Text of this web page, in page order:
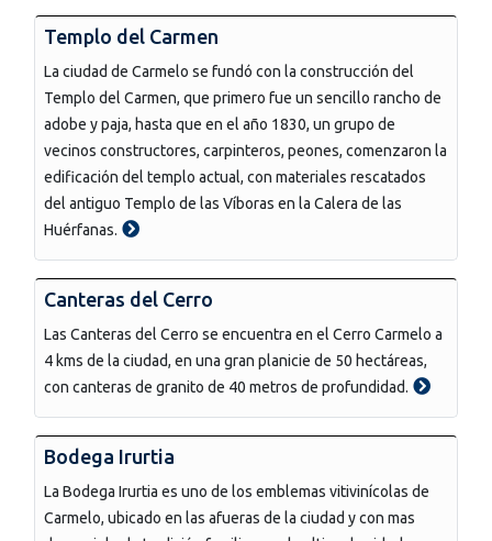
Templo del Carmen
La ciudad de Carmelo se fundó con la construcción del
Templo del Carmen, que primero fue un sencillo rancho de
adobe y paja, hasta que en el año 1830, un grupo de
vecinos constructores, carpinteros, peones, comenzaron la
edificación del templo actual, con materiales rescatados
del antiguo Templo de las Víboras en la Calera de las
Huérfanas.
Canteras del Cerro
Las Canteras del Cerro se encuentra en el Cerro Carmelo a
4 kms de la ciudad, en una gran planicie de 50 hectáreas,
con canteras de granito de 40 metros de profundidad.
Bodega Irurtia
La Bodega Irurtia es uno de los emblemas vitivinícolas de
Carmelo, ubicado en las afueras de la ciudad y con mas